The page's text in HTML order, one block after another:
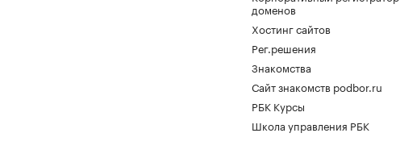
доменов
Хостинг сайтов
Рег.решения
Знакомства
Сайт знакомств podbor.ru
РБК Курсы
Школа управления РБК